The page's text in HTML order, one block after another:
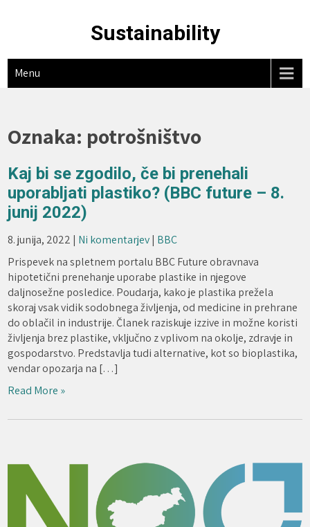
Sustainability
Menu
Oznaka: potrošništvo
Kaj bi se zgodilo, če bi prenehali
uporabljati plastiko? (BBC future – 8.
junij 2022)
8. junija, 2022 | Ni komentarjev| BBC
Prispevek na spletnem portalu BBC Future obravnava
hipotetični prenehanje uporabe plastike in njegove
daljnosežne posledice. Poudarja, kako je plastika prežela
skoraj vsak vidik sodobnega življenja, od medicine in prehrane
do oblačil in industrije. Članek raziskuje izzive in možne koristi
življenja brez plastike, vključno z vplivom na okolje, zdravje in
gospodarstvo. Predstavlja tudi alternative, kot so bioplastika,
vendar opozarja na […]
Read More »